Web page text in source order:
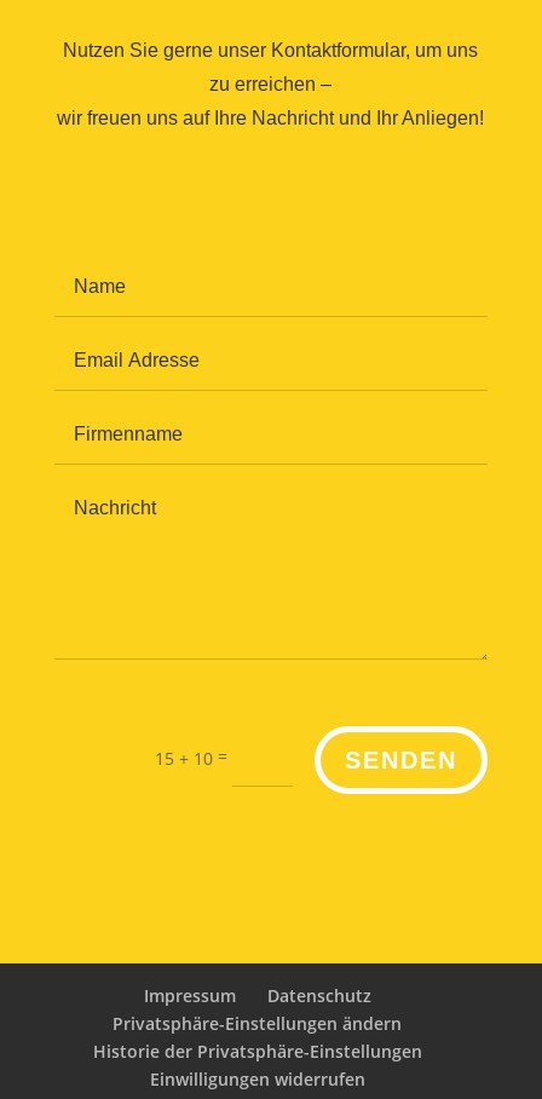
Nutzen Sie gerne unser Kontaktformular, um uns
zu erreichen –
wir freuen uns auf Ihre Nachricht und Ihr Anliegen!
15 + 10 = SENDEN
Impressum
Datenschutz
Privatsphäre-Einstellungen ändern
Historie der Privatsphäre-Einstellungen
Einwilligungen widerrufen